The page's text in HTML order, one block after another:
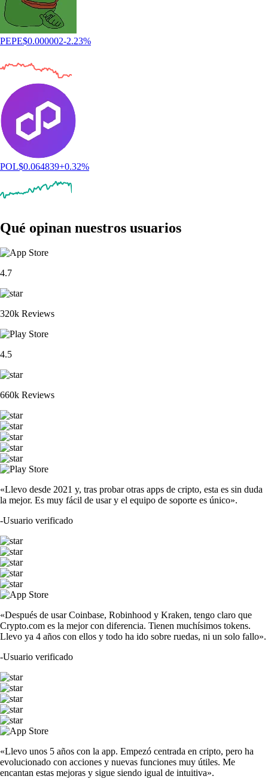
PEPE$0.000002-2.23%
POL$0.064839+0.32%
Qué opinan nuestros usuarios
4.7
320k Reviews
4.5
660k Reviews
«Llevo desde 2021 y, tras probar otras apps de cripto, esta es sin duda
la mejor. Es muy fácil de usar y el equipo de soporte es único».
-Usuario verificado
«Después de usar Coinbase, Robinhood y Kraken, tengo claro que
Crypto.com es la mejor con diferencia. Tienen muchísimos tokens.
Llevo ya 4 años con ellos y todo ha ido sobre ruedas, ni un solo fallo».
-Usuario verificado
«Llevo unos 5 años con la app. Empezó centrada en cripto, pero ha
evolucionado con acciones y nuevas funciones muy útiles. Me
encantan estas mejoras y sigue siendo igual de intuitiva».